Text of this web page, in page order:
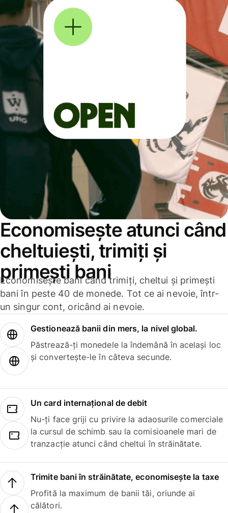
Economisește atunci când
cheltuiești, trimiți și
primești bani
Economisește bani când trimiți, cheltui și primești
bani în peste 40 de monede. Tot ce ai nevoie, într-
un singur cont, oricând ai nevoie.
Gestionează banii din mers, la nivel global.
Păstrează-ți monedele la îndemână în același loc
și convertește-le în câteva secunde.
Un card internațional de debit
Nu-ți face griji cu privire la adaosurile comerciale
la cursul de schimb sau la comisioanele mari de
tranzacție atunci când cheltui în străinătate.
Trimite bani în străinătate, economisește la taxe
Profită la maximum de banii tăi, oriunde ai
călători.